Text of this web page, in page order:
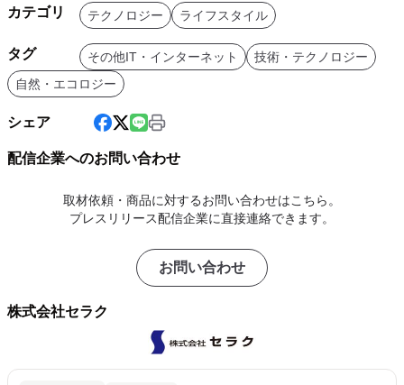
カテゴリ テクノロジー ライフスタイル
タグ その他IT・インターネット
技術・テクノロジー
自然・エコロジー
シェア
配信企業へのお問い合わせ
取材依頼・商品に対するお問い合わせはこちら。
プレスリリース配信企業に直接連絡できます。
お問い合わせ
株式会社セラク